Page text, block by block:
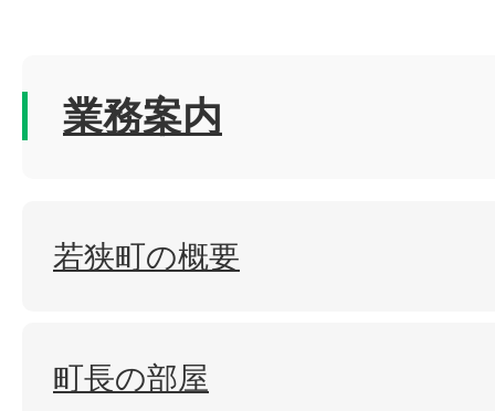
業務案内
若狭町の概要
町長の部屋